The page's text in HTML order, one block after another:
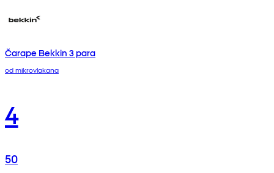
Čarape Bekkin 3 para
od mikrovlakana
4
50